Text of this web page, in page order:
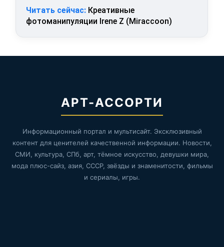
Читать сейчас: Креативные
фотоманипуляции Irene Z (Miraccoon)
АРТ-АССОРТИ
Информационный портал и мультисайт. Эксклюзивный
контент для ценителей качественной информации. Новости,
СМИ, культура, СПб, арт, тёмное искусство, девушки мира,
мода плюс-сайз, азия, СССР, звёзды и знаменитости, фильмы
и сериалы, игры.